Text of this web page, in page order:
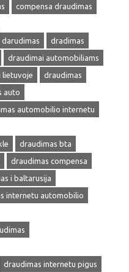
compensa draudimas
darudimas
dradimas
draudimai automobiliams
lietuvoje
draudimas
auto
automobilio internetu
draudimas bta
draudimas compensa
i baltarusija
internetu automobilio
draudimas internetu pigus